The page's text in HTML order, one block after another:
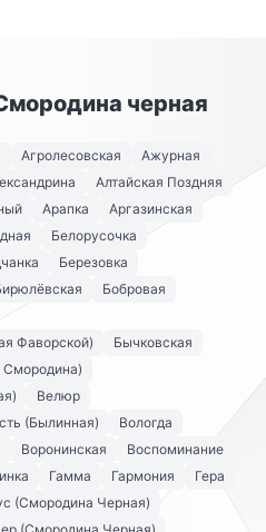
черная
Агролесовская
Ажурная
Алтайская Поздняя
Арапка
Аргазинская
Белорусочка
Березовка
Бобровая
Фаворской)
Бычковская
Смородина)
Велюр
(Былинная)
Вологда
Воронинская
Воспоминание
Гамма Гармония
Гера
(Смородина Черная)